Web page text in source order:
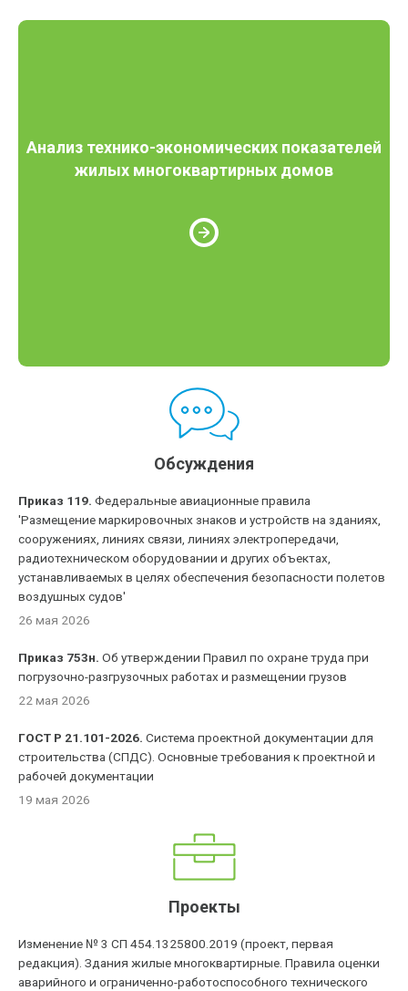
Анализ технико-экономических показателей
жилых многоквартирных домов
Обсуждения
Приказ 119. Федеральные авиационные правила
'Размещение маркировочных знаков и устройств на зданиях,
сооружениях, линиях связи, линиях электропередачи,
радиотехническом оборудовании и других объектах,
устанавливаемых в целях обеспечения безопасности полетов
воздушных судов'
26 мая 2026
Приказ 753н. Об утверждении Правил по охране труда при
погрузочно-разгрузочных работах и размещении грузов
22 мая 2026
ГОСТ Р 21.101-2026. Система проектной документации для
строительства (СПДС). Основные требования к проектной и
рабочей документации
19 мая 2026
Проекты
Изменение № 3 СП 454.1325800.2019 (проект, первая
редакция). Здания жилые многоквартирные. Правила оценки
аварийного и ограниченно-работоспособного технического